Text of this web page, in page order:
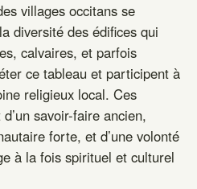
villages occitans se
diversité des édifices qui
calvaires, et parfois
ce tableau et participent à
religieux local. Ces
savoir-faire ancien,
forte, et d’une volonté
à la fois spirituel et culturel